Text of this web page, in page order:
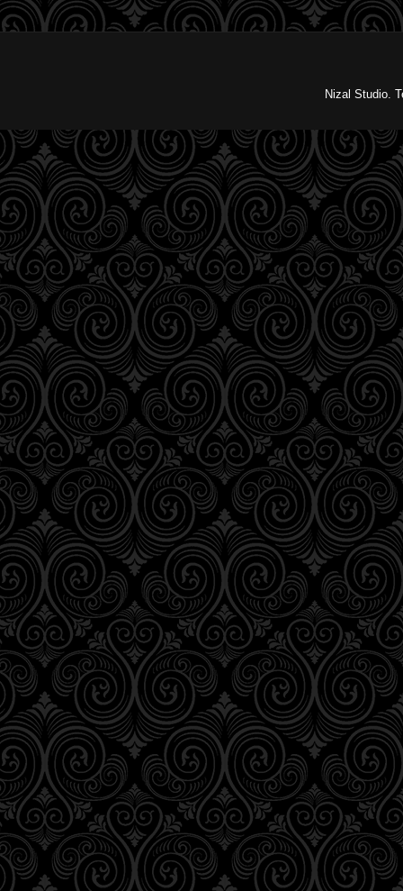
Nizal Studio.